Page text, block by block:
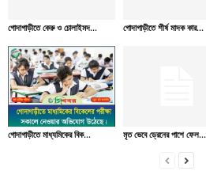
গোদাগাড়ীতে কেরু ও চোলাইমদ... গোদাগাড়ীতে শীর্ষ মাদক কার...
গোদাগাড়ীতে মাধ্যমিকের বিক... মৃত ভেবে ড্রেনের পাশে ফেল...